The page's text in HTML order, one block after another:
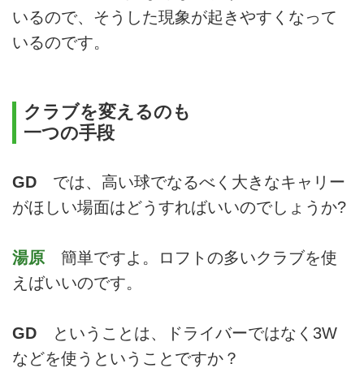
いるので、そうした現象が起きやすくなって
いるのです。
クラブを変えるのも
一つの手段
GD では、高い球でなるべく大きなキャリー
がほしい場面はどうすればいいのでしょうか?
湯原 簡単ですよ。ロフトの多いクラブを使
えばいいのです。
GD ということは、ドライバーではなく3W
などを使うということですか？